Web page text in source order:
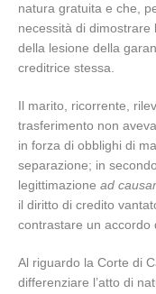
natura gratuita e che,
necessità di dimostrare
della lesione della
creditrice stessa.
Il marito, ricorrente,
trasferimento non
in forza di obblighi di
separazione; in
legittimazione ad
il diritto di credito
contrastare un accordo
Al riguardo la Corte di
differenziare l’atto di